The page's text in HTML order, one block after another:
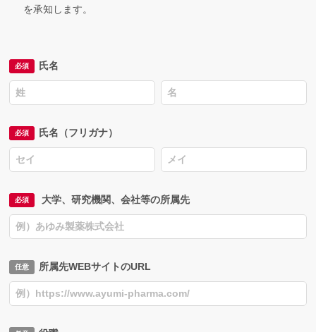
を承知します。
氏名
氏名（フリガナ）
大学、研究機関、会社等の所属先
所属先WEBサイトのURL